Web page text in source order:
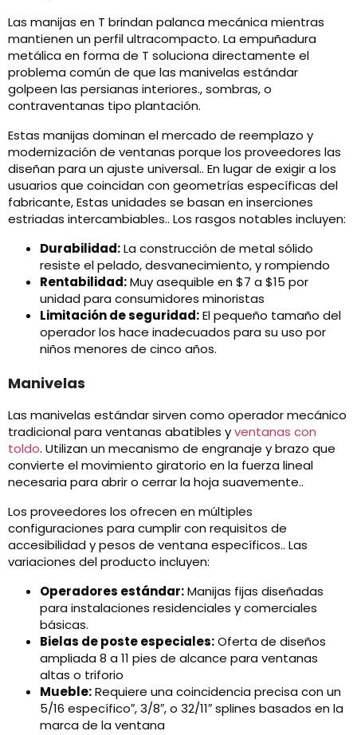
Las manijas en T brindan palanca mecánica mientras
mantienen un perfil ultracompacto. La empuñadura
metálica en forma de T soluciona directamente el
problema común de que las manivelas estándar
golpeen las persianas interiores., sombras, o
contraventanas tipo plantación.
Estas manijas dominan el mercado de reemplazo y
modernización de ventanas porque los proveedores las
diseñan para un ajuste universal.. En lugar de exigir a los
usuarios que coincidan con geometrías específicas del
fabricante, Estas unidades se basan en inserciones
estriadas intercambiables.. Los rasgos notables incluyen:
Durabilidad:La construcción de metal sólido
resiste el pelado, desvanecimiento, y rompiendo
Rentabilidad:Muy asequible en $7 a $15 por
unidad para consumidores minoristas
Limitación de seguridad:El pequeño tamaño del
operador los hace inadecuados para su uso por
niños menores de cinco años.
Manivelas
Las manivelas estándar sirven como operador mecánico
tradicional para ventanas abatibles yventanas con
toldo. Utilizan un mecanismo de engranaje y brazo que
convierte el movimiento giratorio en la fuerza lineal
necesaria para abrir o cerrar la hoja suavemente..
Los proveedores los ofrecen en múltiples
configuraciones para cumplir con requisitos de
accesibilidad y pesos de ventana específicos.. Las
variaciones del producto incluyen:
Operadores estándar:Manijas fijas diseñadas
para instalaciones residenciales y comerciales
básicas.
Bielas de poste especiales:Oferta de diseños
ampliada 8 a 11 pies de alcance para ventanas
altas o triforio
Mueble:Requiere una coincidencia precisa con un
5/16 específico″, 3/8″, o 32/11″ splines basados ​​en la
marca de la ventana